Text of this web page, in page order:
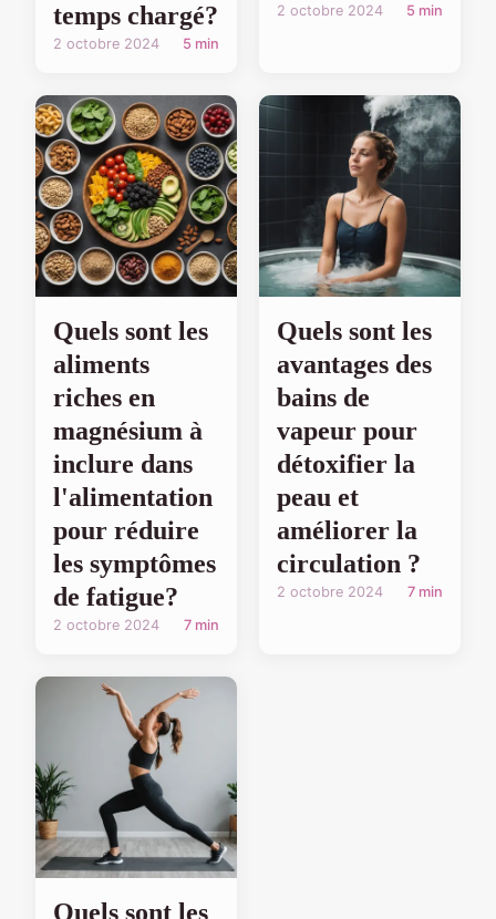
temps chargé?
2 octobre 2024 5 min
2 octobre 2024 5 min
Quels sont les
aliments
riches en
magnésium à
inclure dans
l'alimentation
pour réduire
les symptômes
de fatigue?
2 octobre 2024 7 min
Quels sont les
avantages des
bains de
vapeur pour
détoxifier la
peau et
améliorer la
circulation ?
2 octobre 2024 7 min
Quels sont les